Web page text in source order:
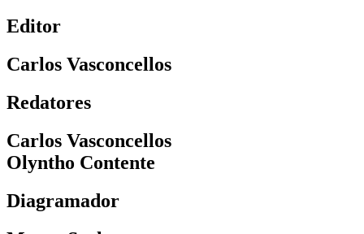
Editor
Carlos Vasconcellos
Redatores
Carlos Vasconcellos
Olyntho Contente
Diagramador